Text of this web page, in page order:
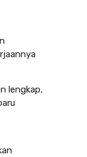
lengkap,